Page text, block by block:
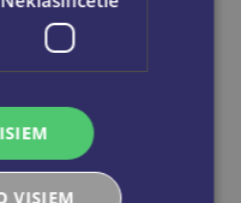
VISIEM